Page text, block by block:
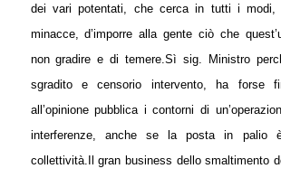
dei vari potentati, che cerca in tutti i modi,
minacce, d’imporre alla gente ciò che
non gradire e di temere.Sì sig. Ministro
sgradito e censorio intervento, ha forse
all’opinione pubblica i contorni di
interferenze, anche se la posta in palio
collettività. Il gran business dello smaltimento